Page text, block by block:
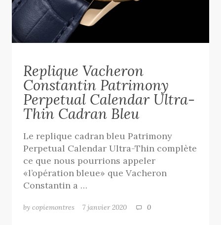
Replique Vacheron
Constantin Patrimony
Perpetual Calendar Ultra-
Thin Cadran Bleu
Le replique cadran bleu Patrimony
Perpetual Calendar Ultra-Thin complète
ce que nous pourrions appeler
«l’opération bleue» que Vacheron
Constantin a …
by copiemontres 7 janvier 2020 0